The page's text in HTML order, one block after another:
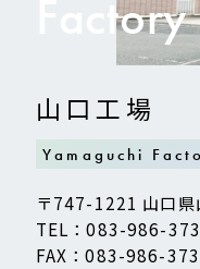
Factory
山口工場
Yamaguchi
〒747-1221 山口県
TEL：083-986-
FAX：083-986-